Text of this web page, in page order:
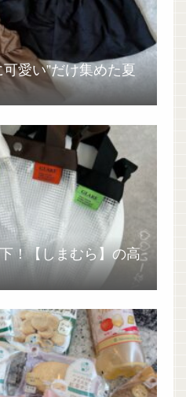
愛い”だけ集めた夏
！【しまむら】の高